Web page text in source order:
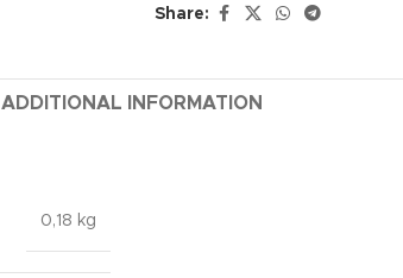
Share:
ADDITIONAL INFORMATION
0,18 kg